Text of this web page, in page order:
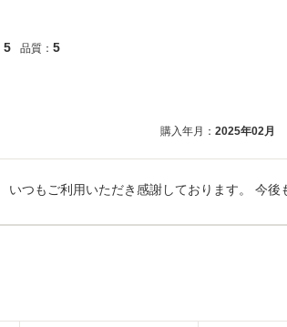
5 品質： 5
購入年月： 2025年02月